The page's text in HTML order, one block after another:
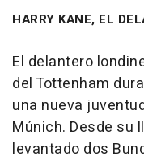
HARRY KANE, EL
El delantero
del Tottenham
una nueva
Múnich. Desde su
levantado dos